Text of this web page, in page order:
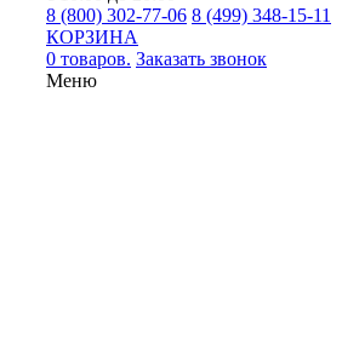
8 (800) 302-77-06 8 (499) 348-15-11
КОРЗИНА
0 товаров. Заказать звонок
Меню